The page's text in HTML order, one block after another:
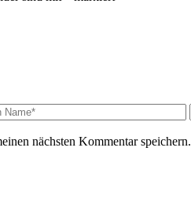
nächsten Kommentar speichern.